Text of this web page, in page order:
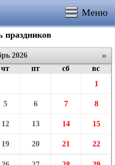
Меню
праздников
»
2026
чт пт сб
вс
1
5 6 7 8
12 13 14 15
19 20 21 22